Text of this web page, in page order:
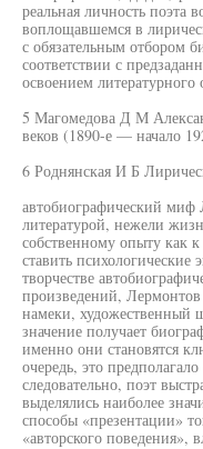
реальная личность поэта
воплощавшемся в
с обязательным отбором
соответствии с
освоением
5 Магомедова Д М
веков (1890-е — начало
6 Роднянская И Б
автобиографический миф
литературой, нежели
собственному опыту как
ставить
творчестве
произведений, Лермонтов
намеки, художественный
значение получает
именно они становятся
очередь, это
следовательно, поэт
выделялись наиболее
способы «презентации»
«авторского поведения»,